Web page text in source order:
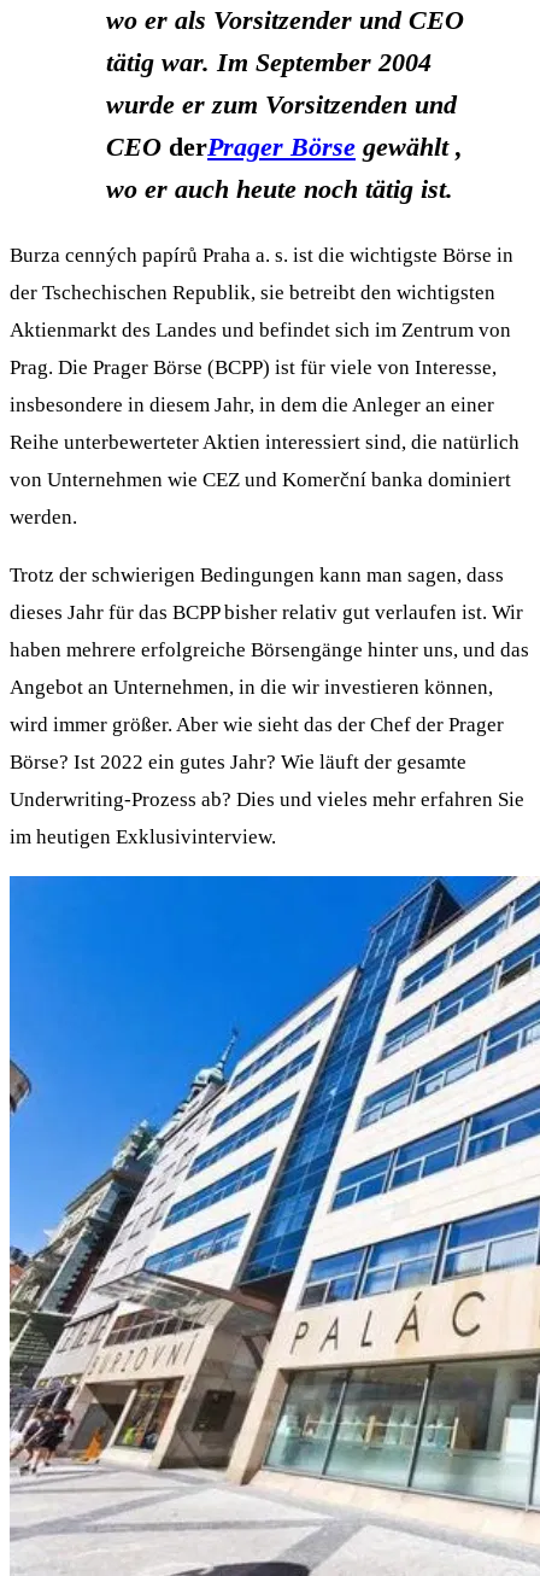
wo er als Vorsitzender und CEO
tätig war.Im September 2004
wurde er zum Vorsitzenden und
CEO derPrager Börse gewählt ,
wo er auch heute noch tätig ist.
Burza cenných papírů Praha a. s. ist die wichtigste Börse in
der Tschechischen Republik, sie betreibt den wichtigsten
Aktienmarkt des Landes und befindet sich im Zentrum von
Prag. Die Prager Börse (BCPP) ist für viele von Interesse,
insbesondere in diesem Jahr, in dem die Anleger an einer
Reihe unterbewerteter Aktien interessiert sind, die natürlich
von Unternehmen wie CEZ und Komerční banka dominiert
werden.
Trotz der schwierigen Bedingungen kann man sagen, dass
dieses Jahr für das BCPP bisher relativ gut verlaufen ist. Wir
haben mehrere erfolgreiche Börsengänge hinter uns, und das
Angebot an Unternehmen, in die wir investieren können,
wird immer größer. Aber wie sieht das der Chef der Prager
Börse? Ist 2022 ein gutes Jahr? Wie läuft der gesamte
Underwriting-Prozess ab? Dies und vieles mehr erfahren Sie
im heutigen Exklusivinterview.